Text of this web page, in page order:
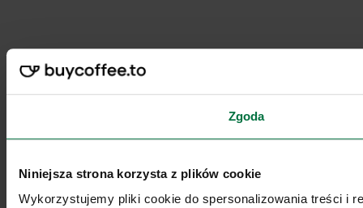
Zgoda
Niniejsza strona korzysta z plików cookie
Wykorzystujemy pliki cookie do spersonalizowania treści i